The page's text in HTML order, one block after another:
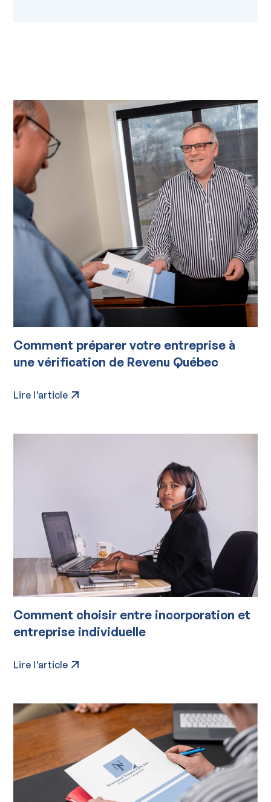
Comment préparer votre entreprise à
une vérification de Revenu Québec
Lire l'article
Comment choisir entre incorporation et
entreprise individuelle
Lire l'article